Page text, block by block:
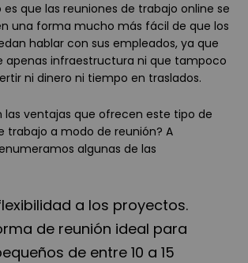
que las reuniones de trabajo online se
una forma mucho más fácil de que los
hablar con sus empleados, ya que
apenas infraestructura ni que tampoco
ni dinero ni tiempo en traslados.
las ventajas que ofrecen este tipo de
trabajo a modo de reunión? A
algunas de las
a los proyectos.
de reunión ideal para
de entre 10 a 15